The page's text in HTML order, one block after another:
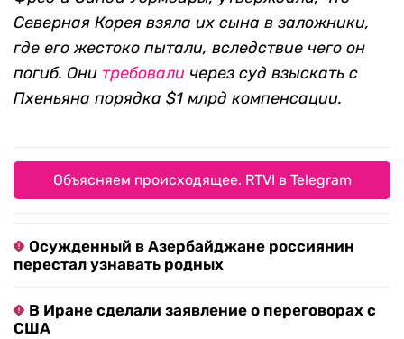
Северная Корея взяла их сына в заложники,
где его жестоко пытали, вследствие чего он
погиб. Они требовали через суд взыскать с
Пхеньяна порядка $1 млрд компенсации.
Объясняем происходящее. RTVI в Telegram
Осужденный в Азербайджане россиянин
перестал узнавать родных
В Иране сделали заявление о переговорах с
США